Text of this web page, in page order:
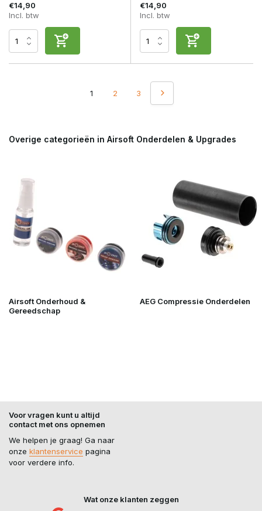
€14,90
Incl. btw
€14,90
Incl. btw
1 2 3
Overige categorieën in Airsoft Onderdelen & Upgrades
Airsoft Onderhoud &
Gereedschap
AEG Compressie Onderdelen
Voor vragen kunt u altijd
contact met ons opnemen
We helpen je graag! Ga naar
onze klantenservice pagina
voor verdere info.
Wat onze klanten zeggen